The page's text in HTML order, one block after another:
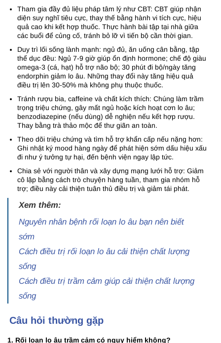
Tham gia đầy đủ liệu pháp tâm lý như CBT: CBT giúp nhận
diện suy nghĩ tiêu cực, thay thế bằng hành vi tích cực, hiệu
quả cao khi kết hợp thuốc. Thực hành bài tập tại nhà giữa
các buổi để củng cố, tránh bỏ lỡ vì tiến bộ cần thời gian.
Duy trì lối sống lành mạnh: ngủ đủ, ăn uống cân bằng, tập
thể dục đều: Ngủ 7-9 giờ giúp ổn định hormone; chế độ giàu
omega-3 (cá, hạt) hỗ trợ não bộ; 30 phút đi bộ/ngày tăng
endorphin giảm lo âu. Những thay đổi này tăng hiệu quả
điều trị lên 30-50% mà không phụ thuộc thuốc.
Tránh rượu bia, caffeine và chất kích thích: Chúng làm trầm
trọng triệu chứng, gây mất ngủ hoặc kích hoạt cơn lo âu;
benzodiazepine (nếu dùng) dễ nghiện nếu kết hợp rượu.
Thay bằng trà thảo mộc để thư giãn an toàn.
Theo dõi triệu chứng và tìm hỗ trợ khẩn cấp nếu nặng hơn:
Ghi nhật ký mood hàng ngày để phát hiện sớm dấu hiệu xấu
đi như ý tưởng tự hại, đến bệnh viện ngay lập tức.
Chia sẻ với người thân và xây dựng mạng lưới hỗ trợ: Giảm
cô lập bằng cách trò chuyện hàng tuần, tham gia nhóm hỗ
trợ; điều này cải thiện tuân thủ điều trị và giảm tái phát.
Xem thêm:
Nguyên nhân bệnh rối loạn lo âu bạn nên biết
sớm
Cách điều trị rối loạn lo âu cải thiện chất lượng
sống
Cách điều trị trầm cảm giúp cải thiện chất lượng
sống
Câu hỏi thường gặp
1. Rối loạn lo âu trầm cảm có nguy hiểm không?